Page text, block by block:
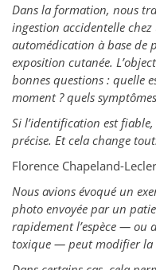
Dans la formation, nous
ingestion accidentelle
automédication à base de
exposition cutanée.
bonnes questions : quelle
moment ? quels
Si l’identification est
précise. Et cela change tout.
Florence Chapeland-
Nous avions évoqué un
photo envoyée par un
rapidement l’espèce — ou
toxique — peut modifier la